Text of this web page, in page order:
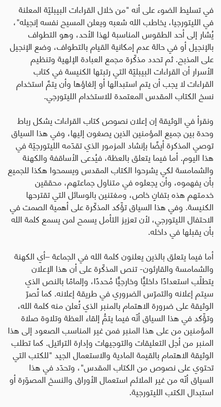
في تسليط الضوء على أنه "من خلال القراءات البيبليّة المعلنة
في الليتورجيا، يخاطب الله شعبه ويعلن المسيح نفسه إنجيله"،
يُشار إلى أحد الطقوس المناسبة لهذا الأحد، وهو التطواف
بالإنجيل أو في حالة عدم إمكانية القيام بالتطواف، وضع الإنجيل
على المذبح. ثم تحدد مذكّرة مجمع العبادة الإلهية وتنظيم
الأسرار أن القراءات البيبليّة التي رتبتها الكنيسة في كتاب
القراءات لا يجب أن يتم استبدالها أو إلغاؤها وأن يتمَّ استخدام
نسخ الكتاب المقدس المعتمدة للاستخدام الليتورجي.
ونقرأ في الوثيقة إن إعلان نصوص كتاب القراءات يشكل رباط
وحدة بين جميع المؤمنين الذين يصغون إليها، وفي هذا السياق
توصي المذكرة أيضًا بإنشاد المزمور الذي تقدّمه الليتورجيّة في
هذا اليوم. أما فيما يتعلق بالعظة، فيُدعى الأساقفة والكهنة
والشمامسة لكي يشرحوا الكتاب المقدس ويسمحوا هكذا للجميع
بأن يفهموه، وأن يجعلوه في متناول جماعتهم، محققين
خدمتهم هذه بتفانٍ خاص، ومغتنين بالوسائل التي تقترحها
الكنيسة. وفي هذا السياق تؤّكد المذكّرة على أهمية الصمت في
الاحتفال الليتورجي، لأن تعزيز التأمل يسمح لمن يسمع كلمة الله
بأن يقبلها في داخله.
أما فيما يتعلق بالذين يعلنون كلمة الله في الجماعة –أي الكهنة
والشمامسة والقارئون- تنص المذكّرة على أن هذا الإعلان
يتطلّب استعدادًا داخليًّا وخارجيًّا مُحددًا، وإلمامًا بالنص الذي
سيتم إعلانه والتمرّس الضروري في طريقة إعلانه. كما تُصرّ
الوثيقة على ضرورة الاهتمام بالمنبر الذي تُعلن منه كلمة الله،
وتؤّكد في هذا السياق أنّه فيما يتمُّ إلقاء العظة وتلاوة صلاة
المؤمنين من على هذا المنبر فمن غير المناسب الصعود إلى هذا
المنبر من أجل التعليقات والتوجيهات وإدارة التراتيل. كما تطلب
الوثيقة الاهتمام بالقيمة المادية والاستعمال الجيد "للكتب التي
تحتوي على نصوص من الكتاب المقدس"، وتحدّد في هذا
السياق أنّه من غير الملائم استعمال الأوراق والنسخ المصوّرة أو
استبدال الكتب الليتورجية.